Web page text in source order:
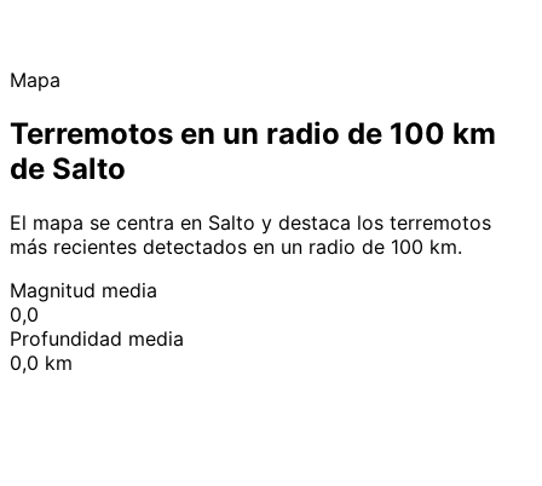
Mapa
Terremotos en un radio de 100 km
de Salto
El mapa se centra en Salto y destaca los terremotos
más recientes detectados en un radio de 100 km.
Magnitud media
0,0
Profundidad media
0,0 km